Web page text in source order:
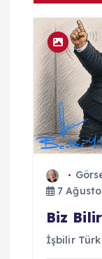
m
7
Biz
İşbilir